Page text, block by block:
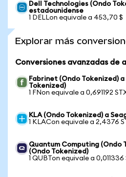
Dell Technologies (Ondo
estadounidense
1 DELLon equivale a 453,70 $
Explorar más
Conversiones avanzadas de
Fabrinet (Ondo Tokenized)
Tokenized)
1 FNon equivale a 0,691192
KLA (Ondo Tokenized) a
1 KLACon equivale a 2,4376
Quantum Computing (Ondo
(Ondo Tokenized)
1 QUBTon equivale a 0,011336